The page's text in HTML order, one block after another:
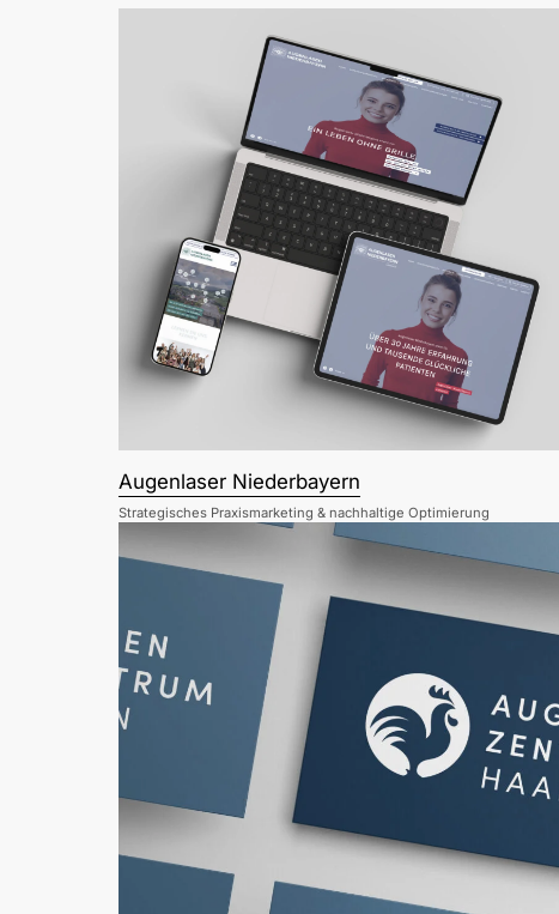
Augenlaser Niederbayern
Strategisches Praxismarketing & nachhaltige Optimierung